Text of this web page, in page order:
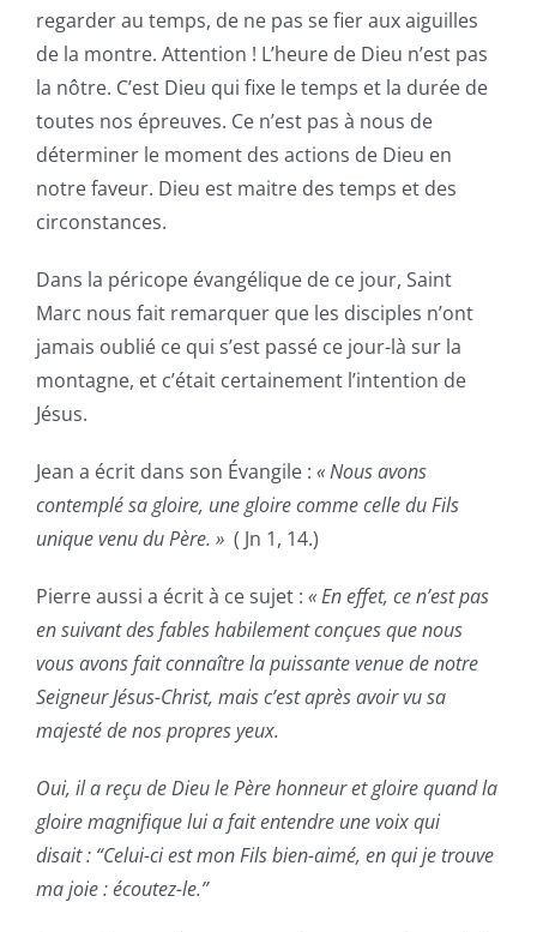
regarder au temps, de ne pas se fier aux aiguilles
de la montre. Attention ! L’heure de Dieu n’est pas
la nôtre. C’est Dieu qui fixe le temps et la durée de
toutes nos épreuves. Ce n’est pas à nous de
déterminer le moment des actions de Dieu en
notre faveur. Dieu est maitre des temps et des
circonstances.
Dans la péricope évangélique de ce jour, Saint
Marc nous fait remarquer que les disciples n’ont
jamais oublié ce qui s’est passé ce jour-là sur la
montagne, et c’était certainement l’intention de
Jésus.
Jean a écrit dans son Évangile : « Nous avons
contemplé sa gloire, une gloire comme celle du Fils
unique venu du Père. » ( Jn 1, 14.)
Pierre aussi a écrit à ce sujet : « En effet, ce n’est pas
en suivant des fables habilement conçues que nous
vous avons fait connaître la puissante venue de notre
Seigneur Jésus-Christ, mais c’est après avoir vu sa
majesté de nos propres yeux.
Oui, il a reçu de Dieu le Père honneur et gloire quand la
gloire magnifique lui a fait entendre une voix qui
disait : “Celui-ci est mon Fils bien-aimé, en qui je trouve
ma joie : écoutez-le.”